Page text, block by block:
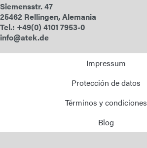
Siemensstr. 47
25462 Rellingen, Alemania
Tel.: +49(0) 4101 7953-0
info@atek.de
Impressum
Protección de datos
Términos y condiciones
Blog